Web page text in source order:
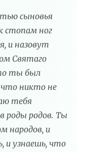
сыновья
стопам ног
и назовут
Святаго
ты был
никто не
тебя
роды родов. Ты
народов, и
и узнаешь, что